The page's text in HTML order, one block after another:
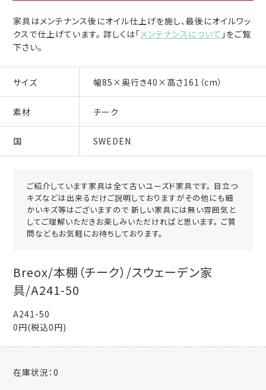
家具はメンテナンス後にオイル仕上げを施し、最後にオイルワッ
クスで仕上げています。 詳しくは「メンテナンスについて 」をご覧
下さい。
サイズ 幅85×奥行き40×高さ161（cm）
素材 チーク
国 SWEDEN
ご紹介しています家具は全て古いユーズド家具です。 目立つ
キズなどは出来るだけご説明しておりますがその他にも細
かいキズ等はございますので 新しい家具には無い雰囲気と
してご理解いただきお楽しみいただければと思います。 ご質
問などもお気軽にお待ちしております。
Breox/本棚（チーク）/スウェーデン家
具/A241-50
A241-50
0円(税込0円)
在庫状況：0